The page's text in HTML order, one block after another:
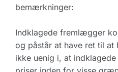
bemærkninger:
Indklagede fremlægger
og påstår at have ret til
ikke uenig i, at